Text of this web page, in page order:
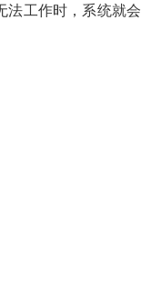
法工作时，系统就会